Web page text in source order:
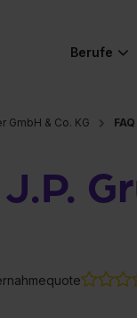
Berufe
GmbH & Co. KG FAQ